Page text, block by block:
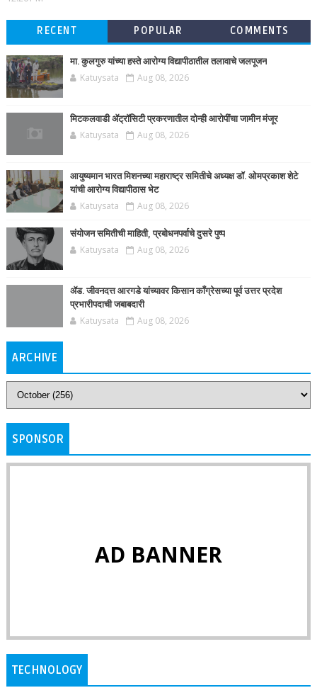
RECENT POPULAR COMMENTS
मा. कुलगुरु यांच्या हस्ते आरोग्य विद्यापीठातील तलावाचे जलपूजन
Katuysata Aug 08, 2026
मिटकलवाडी ॲट्रॉसिटी प्रकरणातील दोन्ही आरोपींचा जामीन मंजूर
Katuysata Aug 08, 2026
आयुष्यमान भारत मिशनच्या महाराष्ट्र समितीचे अध्यक्ष डॉ. ओमप्रकाश शेटे
यांची आरोग्य विद्यापीठास भेट
Katuysata Aug 08, 2026
संयोजन समितीची माहिती, प्रबोधनपर्वाचे दुसरे पुष्प
Katuysata Aug 08, 2026
ॲड. जीवनदत्त आरगडे यांच्यावर किसान काँग्रेसच्या पूर्व उत्तर प्रदेश
प्रभारीपदाची जबाबदारी
Katuysata Aug 08, 2026
ARCHIVE
SPONSOR
AD BANNER
TECHNOLOGY